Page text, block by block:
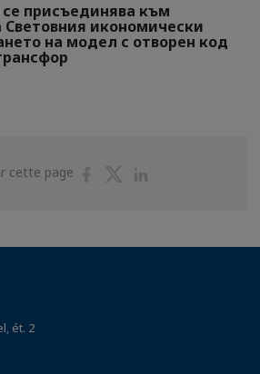
присъединява към
икономически
на модел с отворен код
cette page
PartagerPartager
ét. 2